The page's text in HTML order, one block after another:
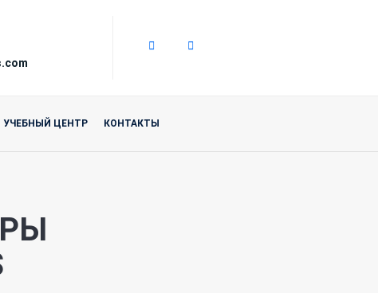
УЧЕБНЫЙ ЦЕНТР КОНТАКТЫ